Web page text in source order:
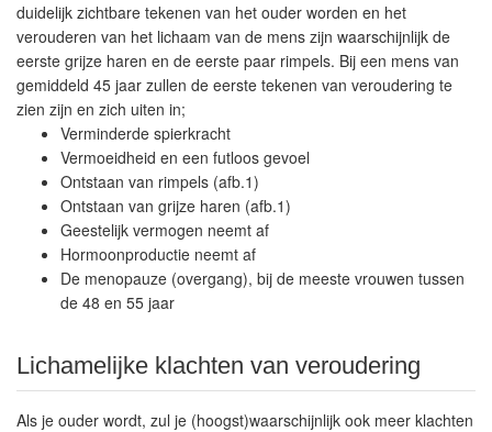
duidelijk zichtbare tekenen van het ouder worden en het
verouderen van het lichaam van de mens zijn waarschijnlijk de
eerste grijze haren en de eerste paar rimpels. Bij een mens van
gemiddeld 45 jaar zullen de eerste tekenen van veroudering te
zien zijn en zich uiten in;
Verminderde spierkracht
Vermoeidheid en een futloos gevoel
Ontstaan van rimpels (afb.1)
Ontstaan van grijze haren (afb.1)
Geestelijk vermogen neemt af
Hormoonproductie neemt af
De menopauze (overgang), bij de meeste vrouwen tussen
de 48 en 55 jaar
Lichamelijke klachten van veroudering
Als je ouder wordt, zul je (hoogst)waarschijnlijk ook meer klachten